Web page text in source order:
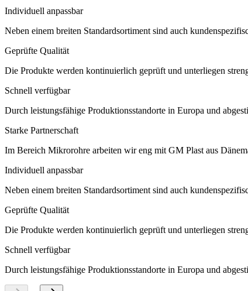
Individuell anpassbar
Neben einem breiten Standardsortiment sind auch
Geprüfte Qualität
Die Produkte werden kontinuierlich geprüft und unterliegen
Schnell verfügbar
Durch leistungsfähige Produktionsstandorte in Europa und
Starke Partnerschaft
Im Bereich Mikrorohre arbeiten wir eng mit GM Plast aus
Individuell anpassbar
Neben einem breiten Standardsortiment sind auch
Geprüfte Qualität
Die Produkte werden kontinuierlich geprüft und unterliegen
Schnell verfügbar
Durch leistungsfähige Produktionsstandorte in Europa und